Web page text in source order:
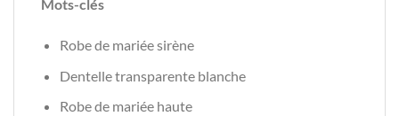
Mots-clés
Robe de mariée sirène
Dentelle transparente blanche
Robe de mariée haute